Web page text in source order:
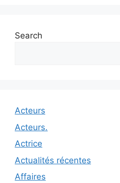
Search
Acteurs
Acteurs.
Actrice
Actualités récentes
Affaires